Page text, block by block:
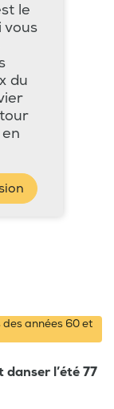
le
vous
du
des années 60 et
l’été 77